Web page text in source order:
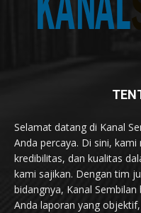
Selamat datang di Kanal
Anda percaya. Di sini,
kredibilitas, dan kualitas
kami sajikan. Dengan tim
bidangnya, Kanal
Anda laporan yang